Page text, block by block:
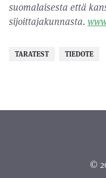
suomalaisesta että
sijoittajakunnasta.
TARATEST TIEDOTE
©